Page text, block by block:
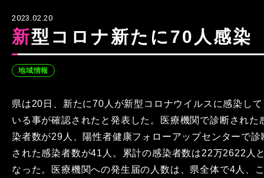
2023.02.20
新型コロナ新たに70人感染
地域情報
県は20日、新たに70人が新型コロナウイルスに感染して
いる事が確認されたと発表した。医療機関で診断された
染者数が29人、陽性者健康フォローアップセンターで診
された感染者数が41人。累計の感染者数は22万2622人
なった。医療機関への発生届の人数は、県全体で4人、